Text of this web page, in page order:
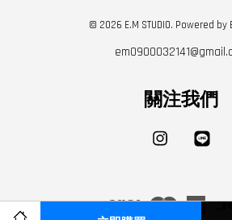
© 2026 E.M STUDIO. Powered by
關注我們
Instagram
Visa Master